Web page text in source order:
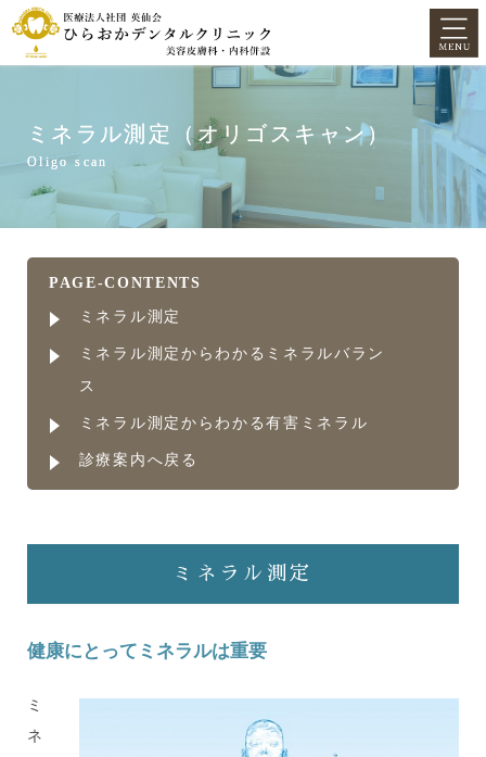
ミネラル測定（オリゴスキャン）
Oligo scan
PAGE-CONTENTS
ミネラル測定
ミネラル測定からわかるミネラルバラン
ス
ミネラル測定からわかる有害ミネラル
診療案内へ戻る
ミネラル測定
健康にとってミネラルは重要
ミ
ネ